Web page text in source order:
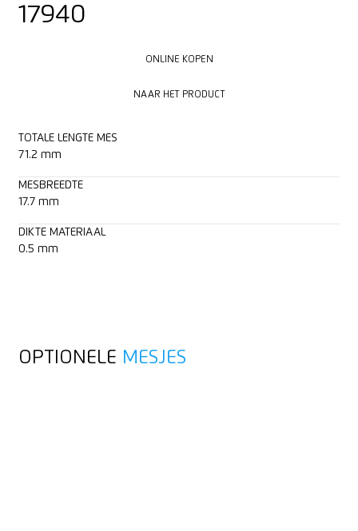
17940
ONLINE KOPEN
NAAR HET PRODUCT
TOTALE LENGTE MES
71.2 mm
MESBREEDTE
17.7 mm
DIKTE MATERIAAL
0.5 mm
OPTIONELE MESJES